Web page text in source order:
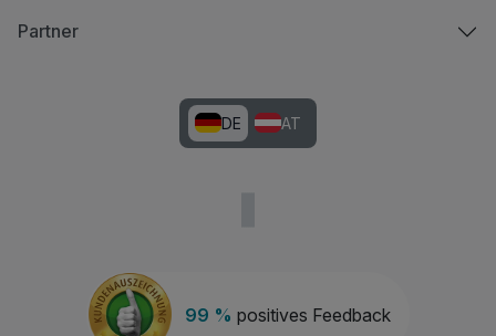
99 % positives Feedback
Partner
DE AT